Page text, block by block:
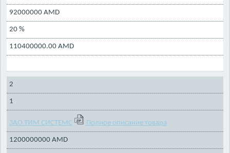
92000000 AMD
20 %
110400000.00 AMD
2
1
ЗАО ТИМ СИСТЕМС Полное описание товара
1200000000 AMD